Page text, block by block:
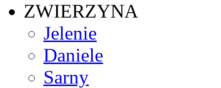
ZWIERZYNA
Jelenie
Daniele
Sarny